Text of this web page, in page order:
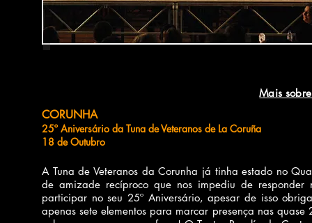
Mais
CORUNHA
25º Aniversário da Tuna de Veteranos de La Coruña
18 de Outubro
A Tuna de Veteranos da Corunha já tinha estado no
de amizade recíproco que nos impediu de responder
participar no seu 25º Aniversário, apesar de isso
apenas sete elementos para marcar presença nas